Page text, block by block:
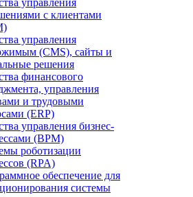
с клиентами
управления
(CMS), сайты и
решения
финансового
управления
и трудовыми
(ERP)
управления бизнес-
(BPM)
роботизации
(RPA)
обеспечение для
системы